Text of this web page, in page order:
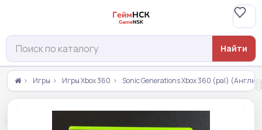
Найти
Игры Игры Xbox 360 Sonic Generations Xbox 360 (pal)